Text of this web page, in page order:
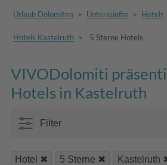
Urlaub Dolomiten > Unterkünfte > Hotels
Hotels Kastelruth > 5 Sterne Hotels
VIVODolomiti
Hotels in Kastelruth
Filter
Hotel 5 Sterne Kastelruth